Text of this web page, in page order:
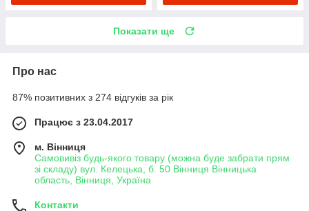
Показати ще
Про нас
87% позитивних з 274 відгуків за рік
Працює з 23.04.2017
м. Вінниця
Самовивіз будь-якого товару (можна буде забрати прям
зі складу) вул. Келецька, б. 50 Вінниця Вінницька
область, Вінниця, Україна
Контакти